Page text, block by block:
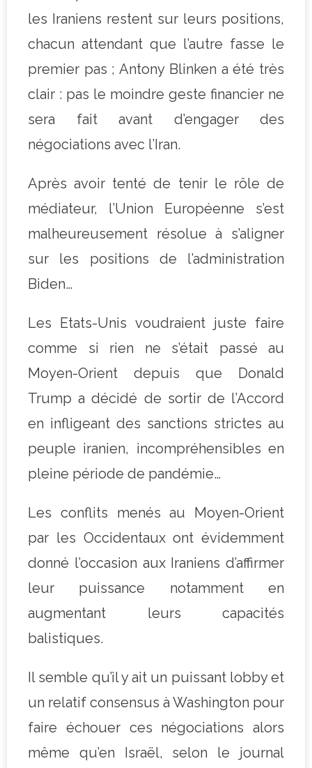
les Iraniens restent sur leurs positions,
chacun attendant que l’autre fasse le
premier pas ; Antony Blinken a été très
clair : pas le moindre geste financier ne
sera fait avant d’engager des
négociations avec l’Iran.
Après avoir tenté de tenir le rôle de
médiateur, l’Union Européenne s’est
malheureusement résolue à s’aligner
sur les positions de l’administration
Biden…
Les Etats-Unis voudraient juste faire
comme si rien ne s’était passé au
Moyen-Orient depuis que Donald
Trump a décidé de sortir de l’Accord
en infligeant des sanctions strictes au
peuple iranien, incompréhensibles en
pleine période de pandémie…
Les conflits menés au Moyen-Orient
par les Occidentaux ont évidemment
donné l’occasion aux Iraniens d’affirmer
leur puissance notamment en
augmentant leurs capacités
balistiques.
Il semble qu’il y ait un puissant lobby et
un relatif consensus à Washington pour
faire échouer ces négociations alors
même qu’en Israël, selon le journal